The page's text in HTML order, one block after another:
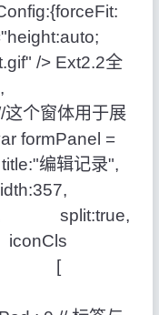
/> Ext2.2全
篇',
窗体用于展
formPanel =
编辑记录",
split:true,
items: [